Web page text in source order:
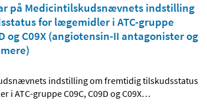
på Medicintilskudsnævnets indstilling
for lægemidler i ATC-gruppe
og C09X (angiotensin-II antagonister og
indstilling om fremtidig tilskudsstatus
i ATC-gruppe C09C, C09D og C09X…